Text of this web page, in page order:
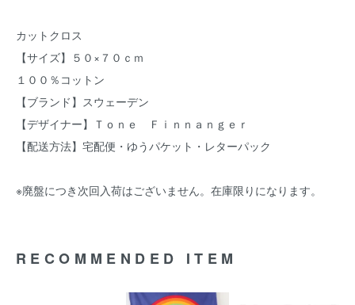
カットクロス
【サイズ】５０×７０ｃｍ
１００％コットン
【ブランド】スウェーデン
【デザイナー】Ｔｏｎｅ Ｆｉｎｎａｎｇｅｒ
【配送方法】宅配便・ゆうパケット・レターパック
※廃盤につき次回入荷はございません。在庫限りになります。
RECOMMENDED ITEM